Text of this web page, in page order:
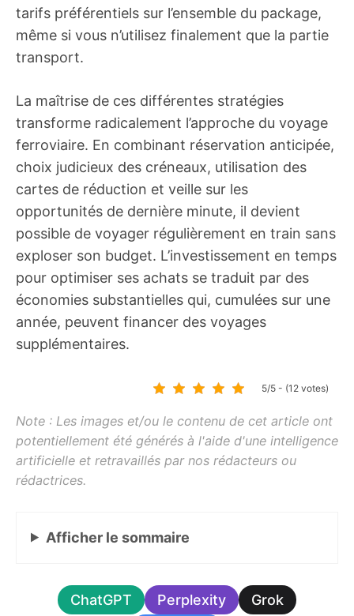
tarifs préférentiels sur l’ensemble du package,
même si vous n’utilisez finalement que la partie
transport.
La maîtrise de ces différentes stratégies
transforme radicalement l’approche du voyage
ferroviaire. En combinant réservation anticipée,
choix judicieux des créneaux, utilisation des
cartes de réduction et veille sur les
opportunités de dernière minute, il devient
possible de voyager régulièrement en train sans
exploser son budget. L’investissement en temps
pour optimiser ses achats se traduit par des
économies substantielles qui, cumulées sur une
année, peuvent financer des voyages
supplémentaires.
5/5 - (12 votes)
Afficher le sommaire
ChatGPT Perplexity Grok